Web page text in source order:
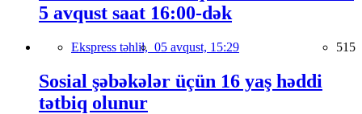
5 avqust saat 16:00-dək
Ekspress təhlil, 05 avqust, 15:29 515
Sosial şəbəkələr üçün 16 yaş həddi
tətbiq olunur